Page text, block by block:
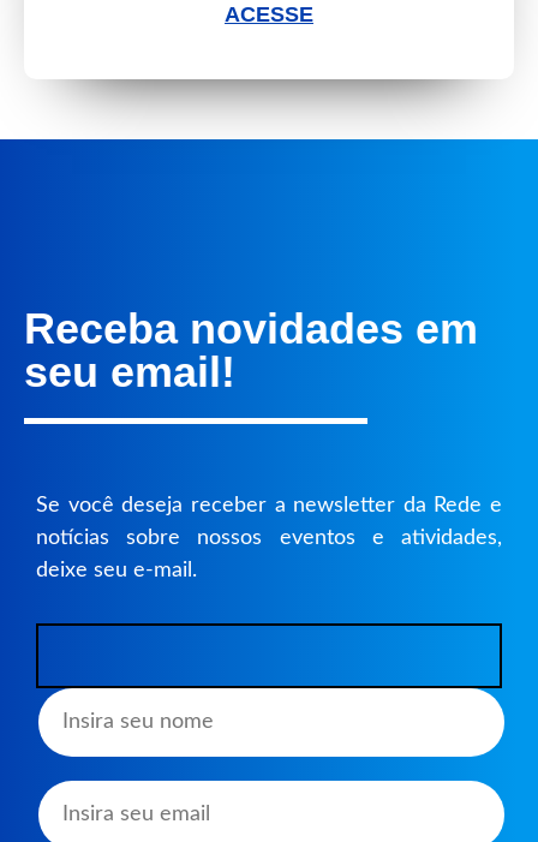
ACESSE
Receba novidades em
seu email!
Se você deseja receber a newsletter da Rede e
notícias sobre nossos eventos e atividades,
deixe seu e-mail.